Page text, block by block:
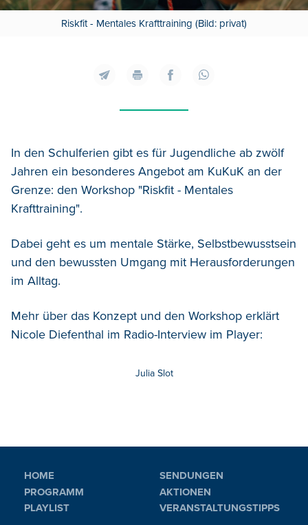
Riskfit - Mentales Krafttraining (Bild: privat)
In den Schulferien gibt es für Jugendliche ab zwölf
Jahren ein besonderes Angebot am KuKuK an der
Grenze: den Workshop "Riskfit - Mentales
Krafttraining".
Dabei geht es um mentale Stärke, Selbstbewusstsein
und den bewussten Umgang mit Herausforderungen
im Alltag.
Mehr über das Konzept und den Workshop erklärt
Nicole Diefenthal im Radio-Interview im Player:
Julia Slot
HOME
PROGRAMM
PLAYLIST
SENDUNGEN
AKTIONEN
VERANSTALTUNGSTIPPS